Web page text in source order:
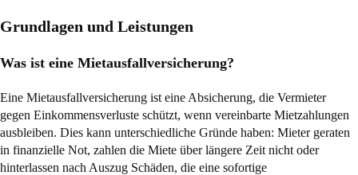
Grundlagen und Leistungen
Was ist eine Mietausfallversicherung?
Eine Mietausfallversicherung ist eine Absicherung, die Vermieter
gegen Einkommensverluste schützt, wenn vereinbarte Mietzahlungen
ausbleiben. Dies kann unterschiedliche Gründe haben: Mieter geraten
in finanzielle Not, zahlen die Miete über längere Zeit nicht oder
hinterlassen nach Auszug Schäden, die eine sofortige